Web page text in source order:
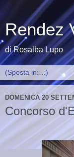
Rendez
di Rosalba Lupo
DOMENICA 20
Concorso